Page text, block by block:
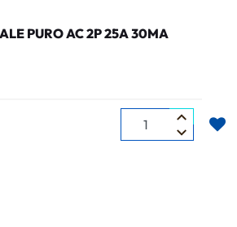
PURO AC 2P 25A 30MA